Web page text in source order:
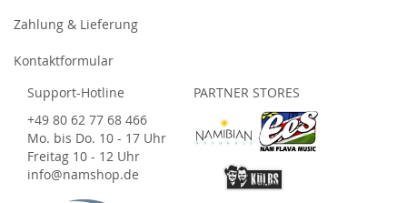
Zahlung & Lieferung
Kontaktformular
Support-Hotline
+49 80 62 77 68 466
Mo. bis Do. 10 - 17 Uhr
Freitag 10 - 12 Uhr
info@namshop.de
PARTNER STORES